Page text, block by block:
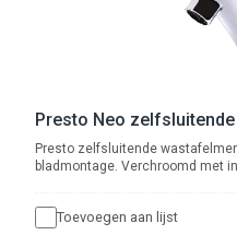
Presto Neo
Presto zelfsluitende
bladmontage. Verchroomd met
Toevoegen aan lijst